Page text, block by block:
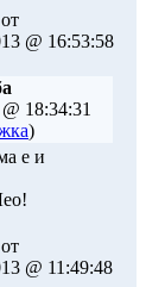
от
@ 16:53:58
18:34:31
)
е и
от
@ 11:49:48